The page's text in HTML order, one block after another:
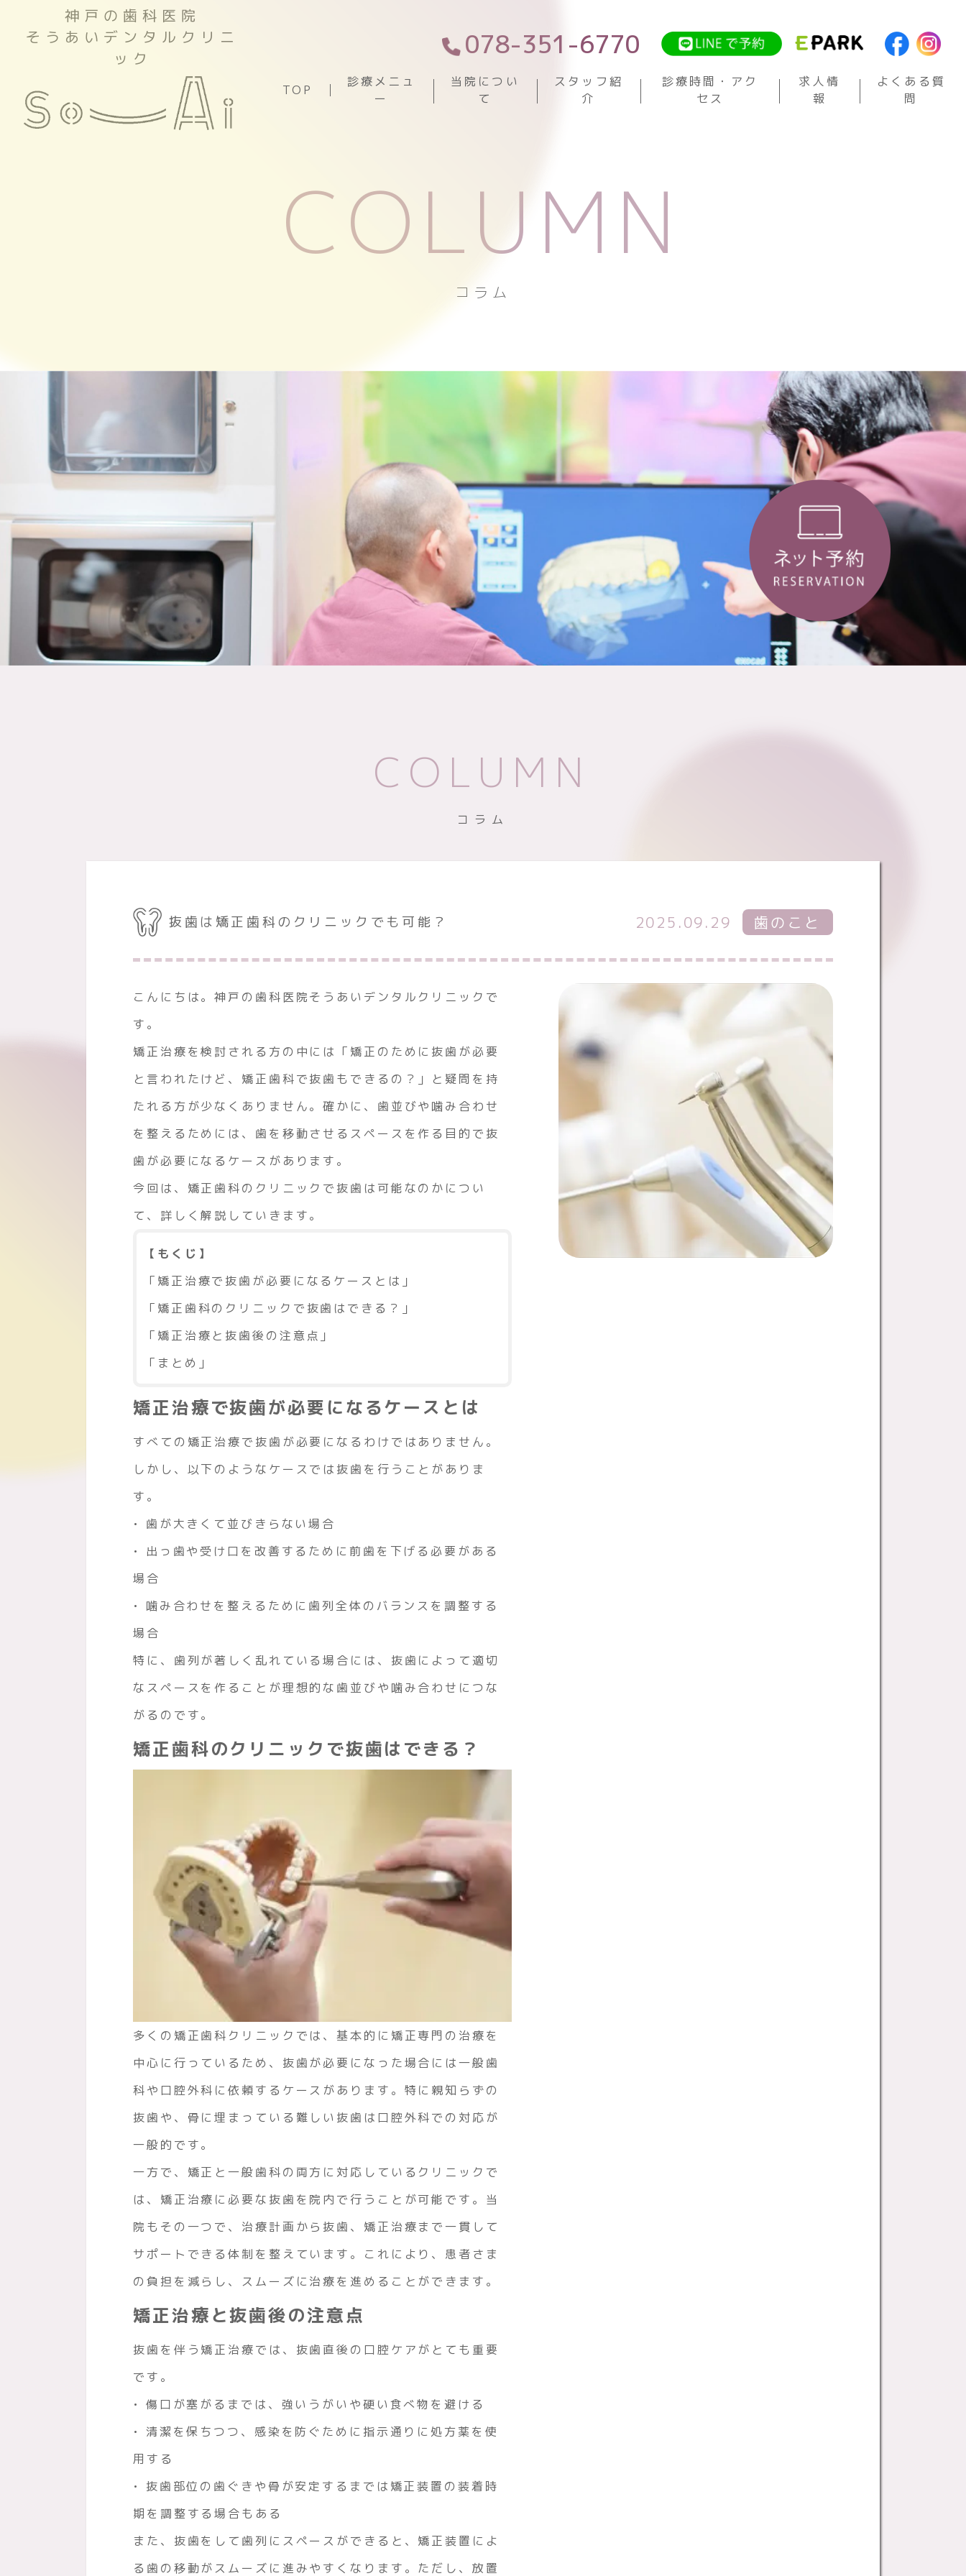
神戸の歯科医院
そうあいデンタルクリニ
ック
078-351-6770
TOP
診療メニュ
ー
当院につい
て
スタッフ紹
介
診療時間・アク
セス
求人情
報
よくある質
問
COLUMN
コラム
COLUMN
コラム
抜歯は矯正歯科のクリニックでも可能？ 2025.09.29 歯のこと
こんにちは。神戸の歯科医院そうあいデンタルクリニックで
す。
矯正治療を検討される方の中には「矯正のために抜歯が必要
と言われたけど、矯正歯科で抜歯もできるの？」と疑問を持
たれる方が少なくありません。確かに、歯並びや噛み合わせ
を整えるためには、歯を移動させるスペースを作る目的で抜
歯が必要になるケースがあります。
今回は、矯正歯科のクリニックで抜歯は可能なのかについ
て、詳しく解説していきます。
【もくじ】
「矯正治療で抜歯が必要になるケースとは」
「矯正歯科のクリニックで抜歯はできる？」
「矯正治療と抜歯後の注意点」
「まとめ」
矯正治療で抜歯が必要になるケースとは
すべての矯正治療で抜歯が必要になるわけではありません。
しかし、以下のようなケースでは抜歯を行うことがありま
す。
• 歯が大きくて並びきらない場合
• 出っ歯や受け口を改善するために前歯を下げる必要がある
場合
• 噛み合わせを整えるために歯列全体のバランスを調整する
場合
特に、歯列が著しく乱れている場合には、抜歯によって適切
なスペースを作ることが理想的な歯並びや噛み合わせにつな
がるのです。
矯正歯科のクリニックで抜歯はできる？
多くの矯正歯科クリニックでは、基本的に矯正専門の治療を
中心に行っているため、抜歯が必要になった場合には一般歯
科や口腔外科に依頼するケースがあります。特に親知らずの
抜歯や、骨に埋まっている難しい抜歯は口腔外科での対応が
一般的です。
一方で、矯正と一般歯科の両方に対応しているクリニックで
は、矯正治療に必要な抜歯を院内で行うことが可能です。当
院もその一つで、治療計画から抜歯、矯正治療まで一貫して
サポートできる体制を整えています。これにより、患者さま
の負担を減らし、スムーズに治療を進めることができます。
矯正治療と抜歯後の注意点
抜歯を伴う矯正治療では、抜歯直後の口腔ケアがとても重要
です。
• 傷口が塞がるまでは、強いうがいや硬い食べ物を避ける
• 清潔を保ちつつ、感染を防ぐために指示通りに処方薬を使
用する
• 抜歯部位の歯ぐきや骨が安定するまでは矯正装置の装着時
期を調整する場合もある
また、抜歯をして歯列にスペースができると、矯正装置によ
る歯の移動がスムーズに進みやすくなります。ただし、放置